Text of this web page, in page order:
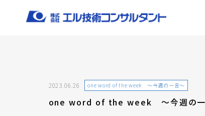
2023.06.26 one word of the week ～今週の一言～
one word of the week ～今週の一